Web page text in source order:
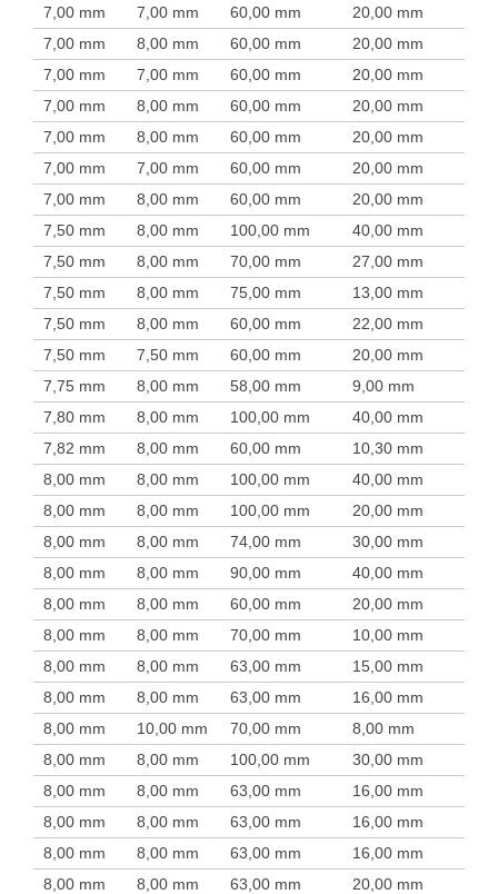
7,00 mm 7,00 mm 60,00 mm 20,00 mm
7,00 mm
8,00 mm 60,00 mm 20,00 mm
7,00 mm
7,00 mm 60,00 mm 20,00 mm
7,00 mm
8,00 mm 60,00 mm 20,00 mm
7,00 mm
8,00 mm 60,00 mm 20,00 mm
7,00 mm
7,00 mm 60,00 mm 20,00 mm
7,00 mm
8,00 mm 60,00 mm 20,00 mm
7,50 mm
8,00 mm 100,00 mm 40,00 mm
7,50 mm
8,00 mm 70,00 mm 27,00 mm
7,50 mm
8,00 mm 75,00 mm 13,00 mm
7,50 mm
8,00 mm 60,00 mm 22,00 mm
7,50 mm
7,50 mm 60,00 mm 20,00 mm
7,75 mm
8,00 mm 58,00 mm 9,00 mm
7,80 mm
8,00 mm 100,00 mm 40,00 mm
7,82 mm
8,00 mm 60,00 mm 10,30 mm
8,00 mm
8,00 mm 100,00 mm 40,00 mm
8,00 mm
8,00 mm 100,00 mm 20,00 mm
8,00 mm
8,00 mm 74,00 mm 30,00 mm
8,00 mm
8,00 mm 90,00 mm 40,00 mm
8,00 mm
8,00 mm 60,00 mm 20,00 mm
8,00 mm
8,00 mm 70,00 mm 10,00 mm
8,00 mm
8,00 mm 63,00 mm 15,00 mm
8,00 mm
8,00 mm 63,00 mm 16,00 mm
8,00 mm
10,00 mm 70,00 mm 8,00 mm
8,00 mm
8,00 mm 100,00 mm 30,00 mm
8,00 mm
8,00 mm 63,00 mm 16,00 mm
8,00 mm
8,00 mm 63,00 mm 16,00 mm
8,00 mm
8,00 mm 63,00 mm 16,00 mm
8,00 mm
8,00 mm 63,00 mm 20,00 mm